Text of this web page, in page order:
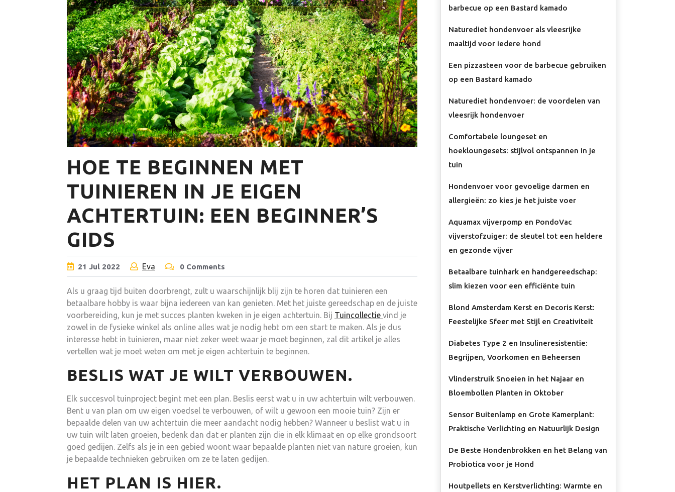
HOE TE BEGINNEN MET
TUINIEREN IN JE EIGEN
ACHTERTUIN: EEN BEGINNER’S
GIDS
21 Jul 2022 Eva 0 Comments
Als u graag tijd buiten doorbrengt, zult u waarschijnlijk blij zijn te horen dat tuinieren een
betaalbare hobby is waar bijna iedereen van kan genieten. Met het juiste gereedschap en de juiste
voorbereiding, kun je met succes planten kweken in je eigen achtertuin. Bij Tuincollectie vind je
zowel in de fysieke winkel als online alles wat je nodig hebt om een start te maken. Als je dus
interesse hebt in tuinieren, maar niet zeker weet waar je moet beginnen, zal dit artikel je alles
vertellen wat je moet weten om met je eigen achtertuin te beginnen.
BESLIS WAT JE WILT VERBOUWEN.
Elk succesvol tuinproject begint met een plan. Beslis eerst wat u in uw achtertuin wilt verbouwen.
Bent u van plan om uw eigen voedsel te verbouwen, of wilt u gewoon een mooie tuin? Zijn er
bepaalde delen van uw achtertuin die meer aandacht nodig hebben? Wanneer u beslist wat u in
uw tuin wilt laten groeien, bedenk dan dat er planten zijn die in elk klimaat en op elke grondsoort
goed gedijen. Zelfs als je in een gebied woont waar bepaalde planten niet van nature groeien, kun
je bepaalde technieken gebruiken om ze te laten gedijen.
HET PLAN IS HIER.
barbecue op een Bastard kamado
Naturediet hondenvoer als vleesrijke
maaltijd voor iedere hond
Een pizzasteen voor de barbecue gebruiken
op een Bastard kamado
Naturediet hondenvoer: de voordelen van
vleesrijk hondenvoer
Comfortabele loungeset en
hoekloungesets: stijlvol ontspannen in je
tuin
Hondenvoer voor gevoelige darmen en
allergieën: zo kies je het juiste voer
Aquamax vijverpomp en PondoVac
vijverstofzuiger: de sleutel tot een heldere
en gezonde vijver
Betaalbare tuinhark en handgereedschap:
slim kiezen voor een efficiënte tuin
Blond Amsterdam Kerst en Decoris Kerst:
Feestelijke Sfeer met Stijl en Creativiteit
Diabetes Type 2 en Insulineresistentie:
Begrijpen, Voorkomen en Beheersen
Vlinderstruik Snoeien in het Najaar en
Bloembollen Planten in Oktober
Sensor Buitenlamp en Grote Kamerplant:
Praktische Verlichting en Natuurlijk Design
De Beste Hondenbrokken en het Belang van
Probiotica voor je Hond
Houtpellets en Kerstverlichting: Warmte en